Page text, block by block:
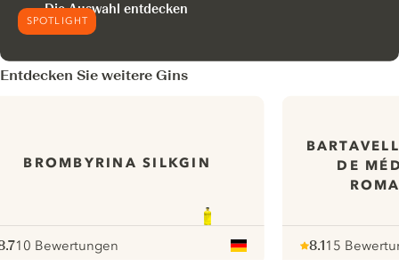
SPOTLIGHT
Die Auswahl entdecken
Entdecken Sie weitere Gins
BROMBYRINA SILKGIN
10 Bewertungen
DE
8.115